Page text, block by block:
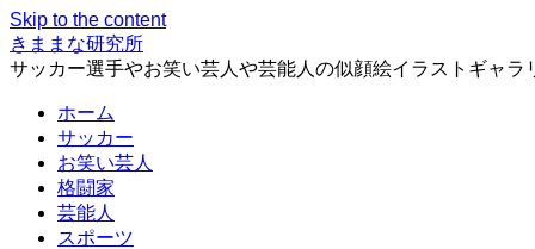
Skip to the content
きままな研究所
サッカー選手やお笑い芸人や芸能人の似顔絵イラストギャラ
ホーム
サッカー
お笑い芸人
格闘家
芸能人
スポーツ